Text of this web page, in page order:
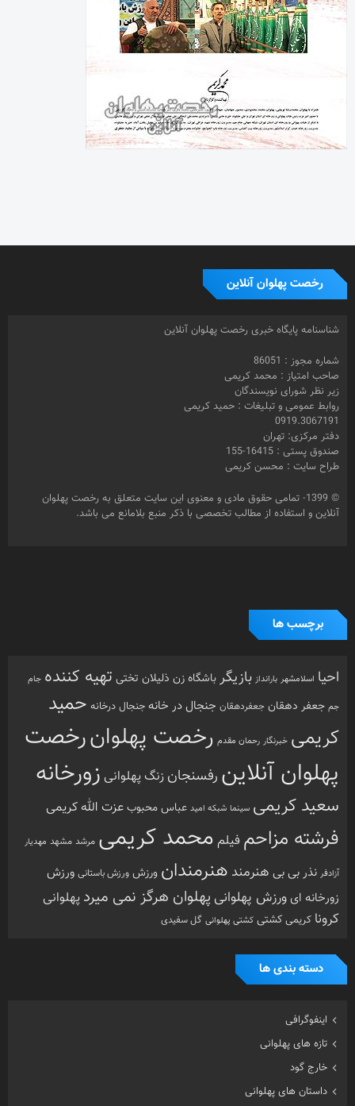
رخصت پهلوان آنلاین
شناسنامه پایگاه خبری رخصت پهلوان آنلاین
شماره مجوز : 86051
صاحب امتیاز : محمد کریمی
زیر نظر شورای نویسندگان
روابط عمومی و تبلیغات : حمید کریمی
0919.3067191
دفتر مرکزی: تهران
صندوق پستی : 16415-155
طراح سایت : محسن کریمی
© 1399- تمامی حقوق مادی و معنوی این سایت متعلق به رخصت پهلوان
آنلاین و استفاده از مطالب تخصصی با ذکر منبع بلامانع می باشد.
برچسب ها
احیا اسلامشهر بارانداز بازیگرباشگاه زن ذلیلان تختی تهیه کننده جام
جم جعفر دهقان جعفردهقان جنجال در خانه جنجال درخانه حمید
کریمی خبرنگار رحمان مقدم رخصت پهلوانرخصت
پهلوان آنلاین رفسنجان زنگ پهلوانی زورخانه
سعید کریمی سینما شبکه امید عباس محبوبعزت الله کریمی
فرشته مزاحمفیلم محمد کریمی مرشد مشهد مهدیار
آزادفر نذر بی بی هنرمند هنرمندان ورزش ورزش باستانی ورزش
زورخانه ای ورزش پهلوانی پهلوان هرگز نمی میرد پهلوانی
کرونا کریمی کشتی کشتی پهلوانی گل سفیدی
دسته بندی ها
اینفوگرافی
تازه های پهلوانی
خارج گود
داستان های پهلوانی